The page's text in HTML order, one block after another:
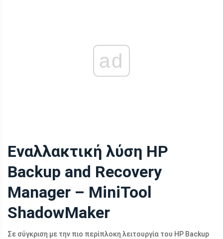
ad
Εναλλακτική λύση HP
Backup and Recovery
Manager – MiniTool
ShadowMaker
Σε σύγκριση με την πιο περίπλοκη λειτουργία του HP Backup